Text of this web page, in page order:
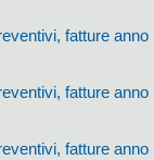
fatture anno
fatture anno
fatture anno